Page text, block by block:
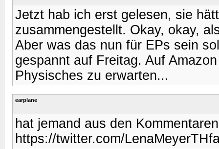
Jetzt hab ich erst gelesen, sie
zusammengestellt. Okay, okay,
Aber was das nun für EPs sein
gespannt auf Freitag. Auf
Physisches zu erwarten...
earplane
hat jemand aus den
https://twitter.com/